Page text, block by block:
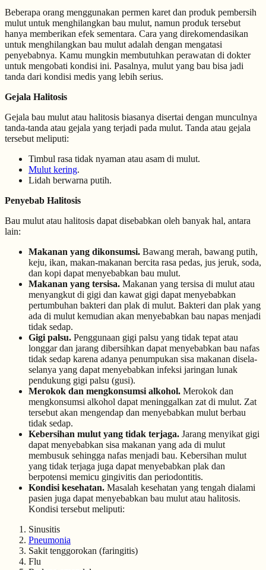
Beberapa orang menggunakan permen karet dan produk pembersih
mulut untuk menghilangkan bau mulut, namun produk tersebut
hanya memberikan efek sementara. Cara yang direkomendasikan
untuk menghilangkan bau mulut adalah dengan mengatasi
penyebabnya. Kamu mungkin membutuhkan perawatan di dokter
untuk mengobati kondisi ini. Pasalnya, mulut yang bau bisa jadi
tanda dari kondisi medis yang lebih serius.
Gejala Halitosis
Gejala bau mulut atau halitosis biasanya disertai dengan munculnya
tanda-tanda atau gejala yang terjadi pada mulut. Tanda atau gejala
tersebut meliputi:
Timbul rasa tidak nyaman atau asam di mulut.
Mulut kering.
Lidah berwarna putih.
Penyebab Halitosis
Bau mulut atau halitosis dapat disebabkan oleh banyak hal, antara
lain:
Makanan yang dikonsumsi. Bawang merah, bawang putih,
keju, ikan, makan-makanan bercita rasa pedas, jus jeruk, soda,
dan kopi dapat menyebabkan bau mulut.
Makanan yang tersisa. Makanan yang tersisa di mulut atau
menyangkut di gigi dan kawat gigi dapat menyebabkan
pertumbuhan bakteri dan plak di mulut. Bakteri dan plak yang
ada di mulut kemudian akan menyebabkan bau napas menjadi
tidak sedap.
Gigi palsu. Penggunaan gigi palsu yang tidak tepat atau
longgar dan jarang dibersihkan dapat menyebabkan bau nafas
tidak sedap karena adanya penumpukan sisa makanan disela-
selanya yang dapat menyebabkan infeksi jaringan lunak
pendukung gigi palsu (gusi).
Merokok dan mengkonsumsi alkohol. Merokok dan
mengkonsumsi alkohol dapat meninggalkan zat di mulut. Zat
tersebut akan mengendap dan menyebabkan mulut berbau
tidak sedap.
Kebersihan mulut yang tidak terjaga. Jarang menyikat gigi
dapat menyebabkan sisa makanan yang ada di mulut
membusuk sehingga nafas menjadi bau. Kebersihan mulut
yang tidak terjaga juga dapat menyebabkan plak dan
berpotensi memicu gingivitis dan periodontitis.
Kondisi kesehatan. Masalah kesehatan yang tengah dialami
pasien juga dapat menyebabkan bau mulut atau halitosis.
Kondisi tersebut meliputi:
Sinusitis
Pneumonia
Sakit tenggorokan (faringitis)
Flu